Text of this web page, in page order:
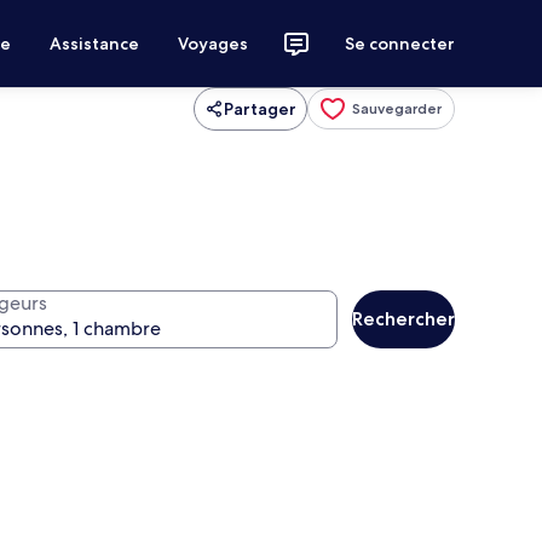
Assistance Voyages Se connecter
Partager Sauvegarder
Rechercher